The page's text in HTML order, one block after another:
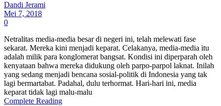
Dandi Jerami
Mei 7, 2018
0
Netralitas media-media besar di negeri ini, telah melewati fase
sekarat. Mereka kini menjadi keparat. Celakanya, media-media itu
adalah milik para konglomerat bangsat. Kondisi ini diperparah oleh
kenyataan bahwa mereka didukung oleh parpo-parpol laknat. Inilah
yang sedang menjadi bencana sosial-politik di Indonesia yang tak
lagi bermartabat. Padahal, dulu terhormat. Hari-hari ini, media
keparat tidak lagi malu-malu
Complete Reading